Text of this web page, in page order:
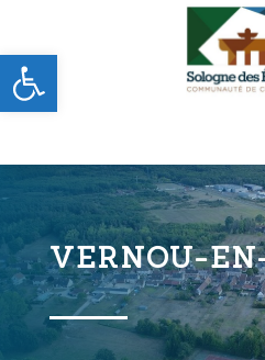
Ouvrir la barre d’outils
VERNOU-